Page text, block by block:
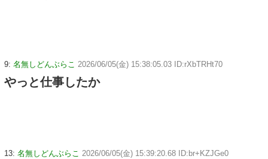
9: 名無しどんぶらこ 2026/06/05(金) 15:38:05.03 ID:rXbTRHt70
やっと仕事したか
13: 名無しどんぶらこ 2026/06/05(金) 15:39:20.68 ID:br+KZJGe0